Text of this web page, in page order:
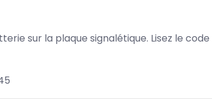
sur la plaque signalétique. Lisez le